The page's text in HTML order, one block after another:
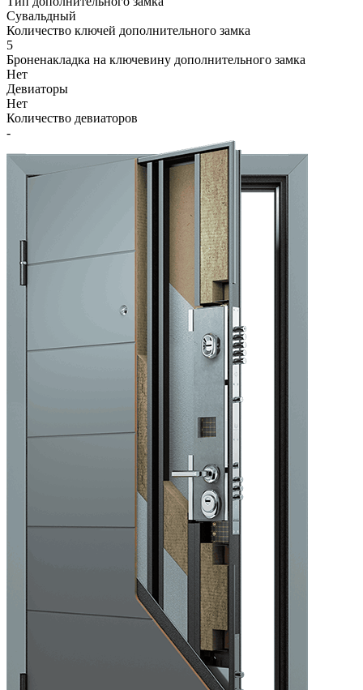
Сувальдный
Количество ключей дополнительного замка
5
Броненакладка на ключевину дополнительного замка
Нет
Девиаторы
Нет
Количество девиаторов
-